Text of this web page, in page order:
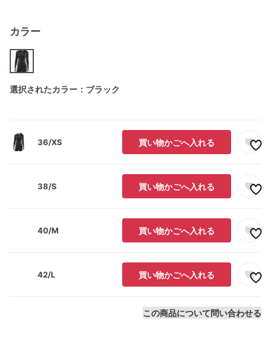
カラー
選択されたカラー：ブラック
36/XS 買い物かごへ入れる
38/S 買い物かごへ入れる
40/M 買い物かごへ入れる
42/L 買い物かごへ入れる
この商品について問い合わせる